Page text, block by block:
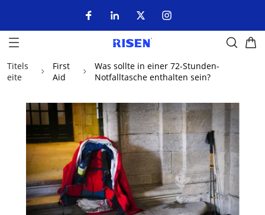
Titels
eite
First
Aid
Was sollte in einer 72-Stunden-
Notfalltasche enthalten sein?